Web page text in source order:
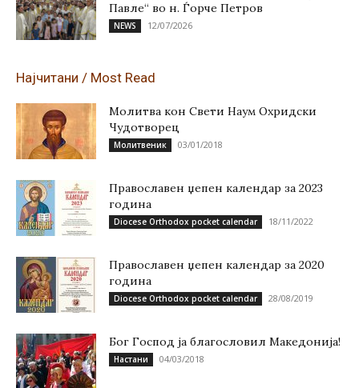
Павле“ во н. Ѓорче Петров
NEWS 12/07/2026
Најчитани / Most Read
Молитва кон Свети Наум Охридски
Чудотворец
Молитвеник 03/01/2018
Православен џепен календар за 2023
година
Diocese Orthodox pocket calendar 18/11/2022
Православен џепен календар за 2020
година
Diocese Orthodox pocket calendar 28/08/2019
Бог Господ ја благословил Македонија!
Настани 04/03/2018